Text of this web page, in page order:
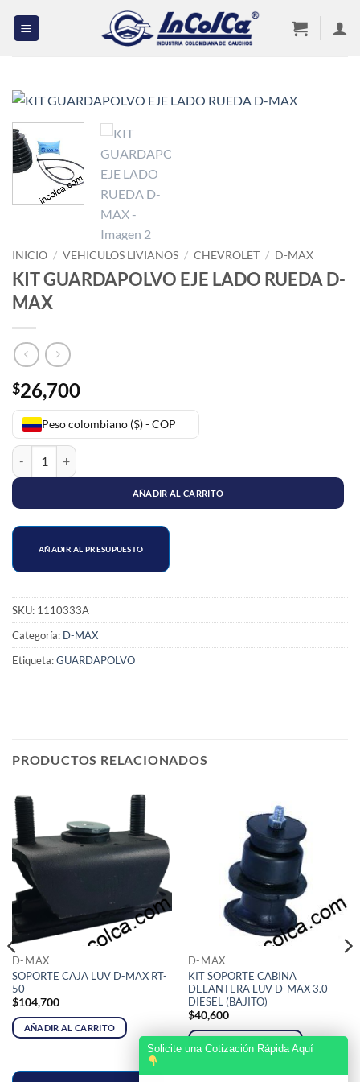
INICIO / VEHICULOS LIVIANOS / CHEVROLET / D-MAX
KIT GUARDAPOLVO EJE LADO RUEDA D-
MAX
$26,700
Peso colombiano ($) - COP
KIT GUARDAPOLVO EJE LADO RUEDA D-MAX cantidad
AÑADIR AL CARRITO
AÑADIR AL PRESUPUESTO
SKU: 1110333A
Categoría: D-MAX
Etiqueta:GUARDAPOLVO
PRODUCTOS RELACIONADOS
D-MAX
SOPORTE CAJA LUV D-MAX RT-
50
$104,700
AÑADIR AL CARRITO
D-MAX
KIT SOPORTE CABINA
DELANTERA LUV D-MAX 3.0
DIESEL (BAJITO)
$40,600
Solicite una Cotización Rápida Aquí